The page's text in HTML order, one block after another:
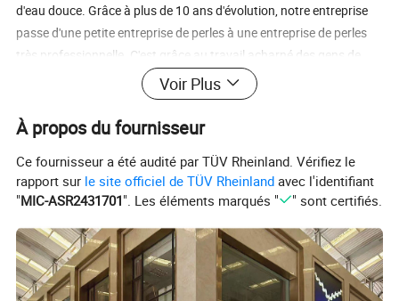
d'eau douce. Grâce à plus de 10 ans d'évolution, notre entreprise
passe d'une petite entreprise de perles à une entreprise de perles
très professionnelle. C'est grâce au travail acharné des gens de
Feirun Pearl et au soutien exceptionnel des clients. Aujourd'hui, la
société a rassemblé les meilleures lignes de technologie et de
fabrication de traitement en profondeur. Nous pensons pouvoir
faire mieux dans le domaine des perles d'eau douce. Les gens de
Feirun Pearl travaillent plus dur et s'efforcent ensemble d'obtenir
un avenir meilleur. Nous sommes impatients de coopérer avec
davantage de clients étrangers sur les avantages mutuels. Nos
magasins de perles dans le plus grand marché de perles chinois
Entrepôt de matériaux de perles , nous produisons 5000kg perles
d'eau douce chaque année Notre atelier de traitement des perles,
Voir Plus
À propos du fournisseur
Ce fournisseur a été audité par TÜV Rheinland. Vérifiez le
rapport sur le site officiel de TÜV Rheinland avec l'identifiant
"MIC-ASR2431701". Les éléments marqués " " sont certifiés.